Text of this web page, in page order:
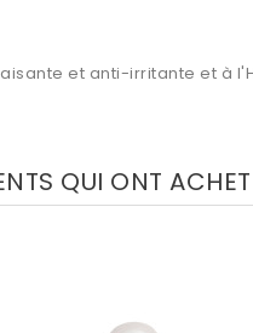
et anti-irritante et à
QUI ONT